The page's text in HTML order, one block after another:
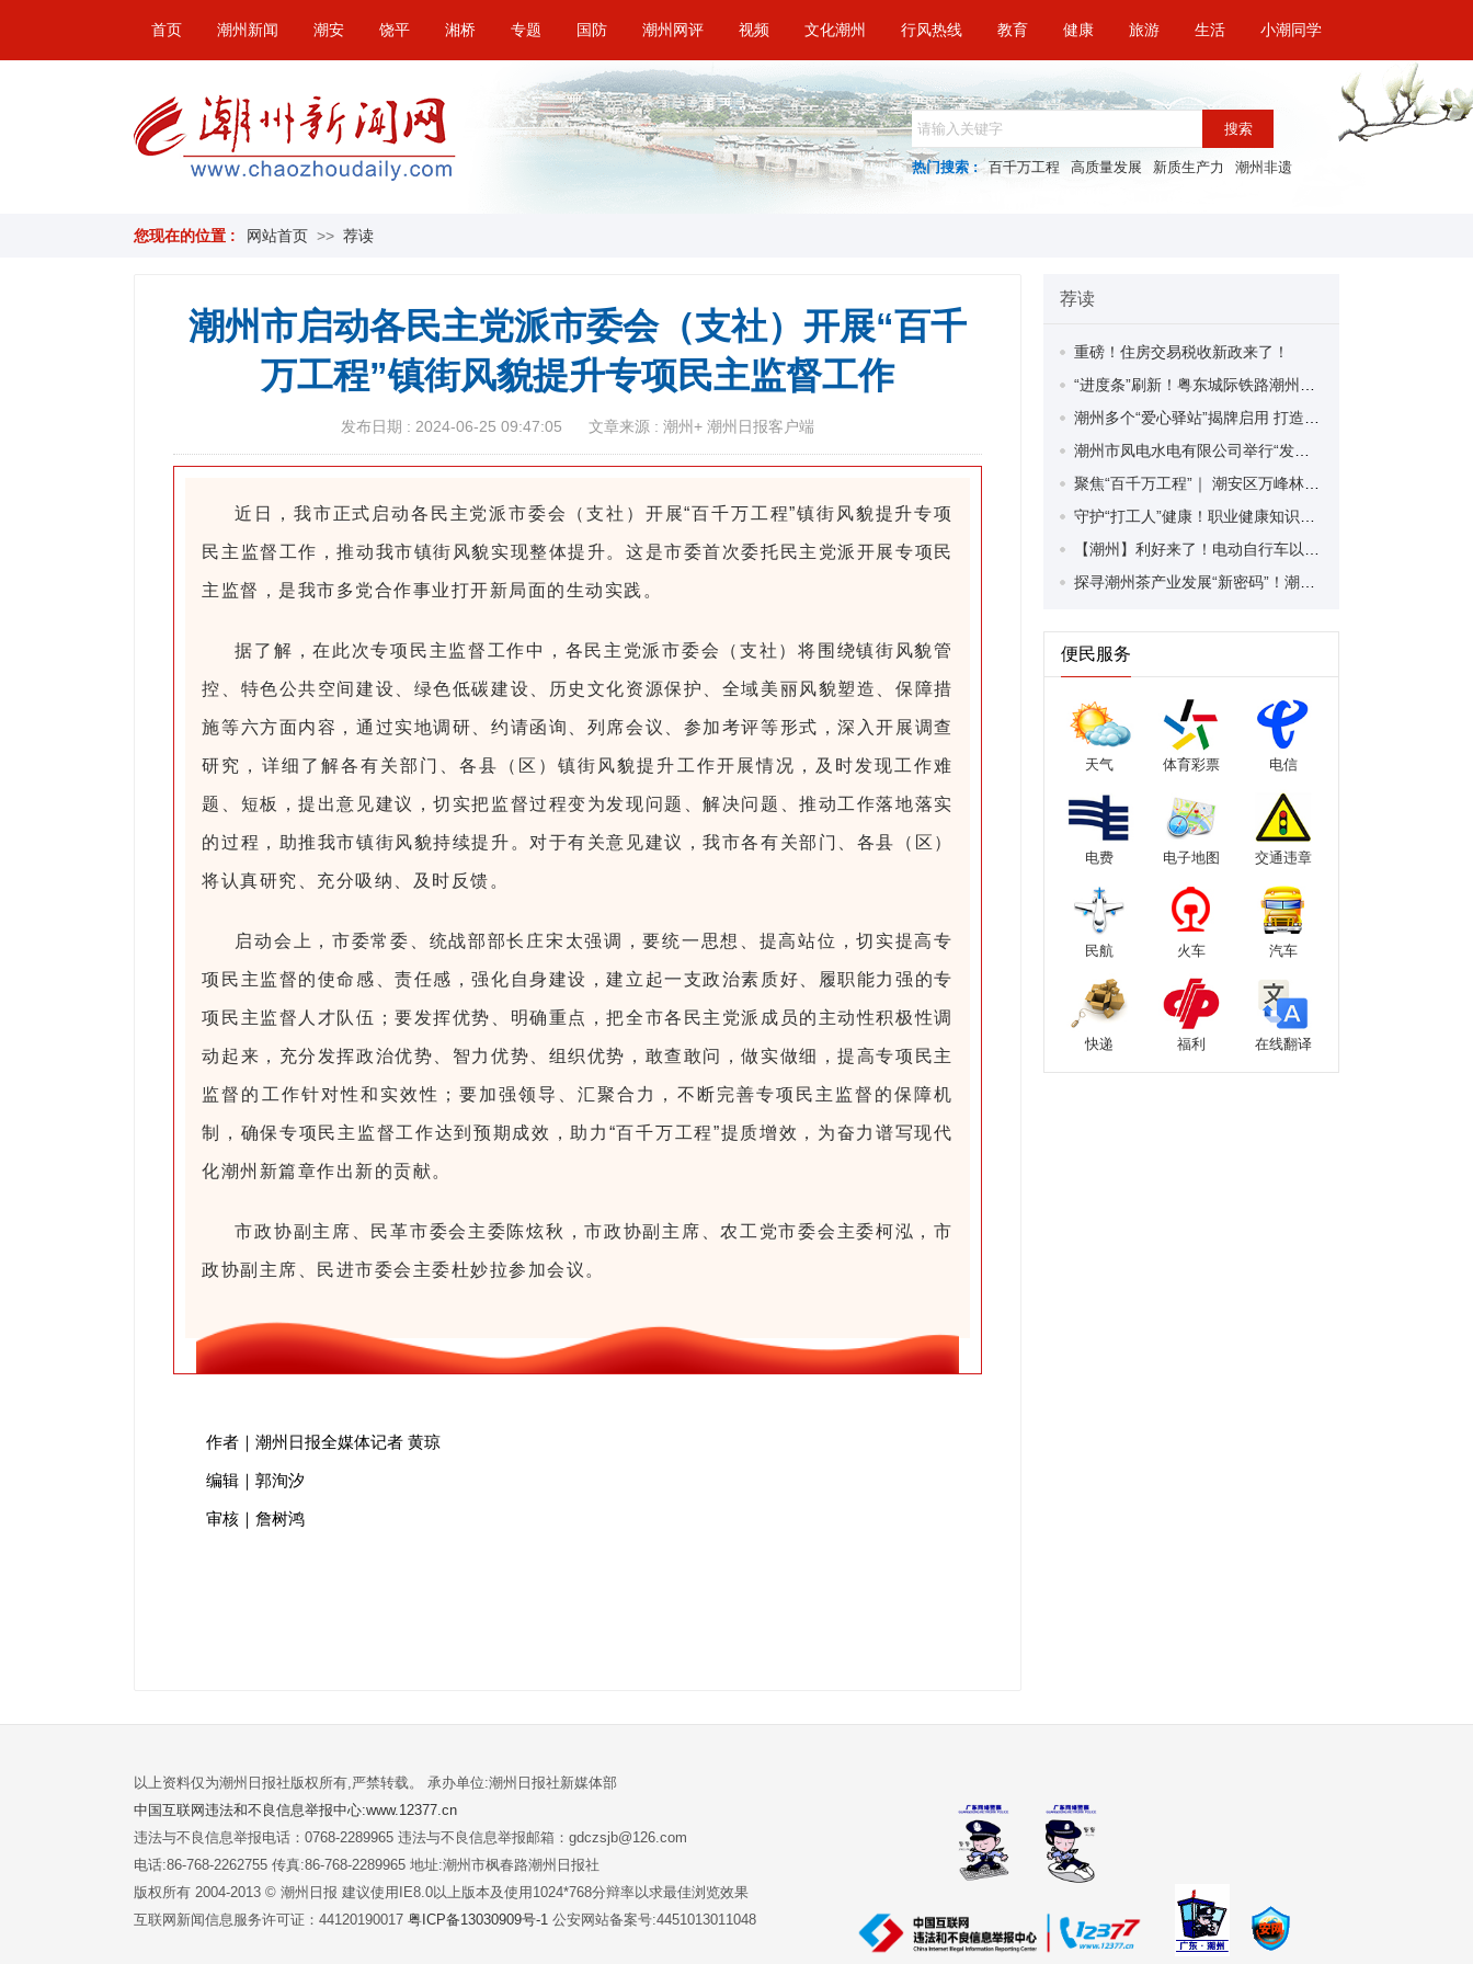
首页 潮州新闻 潮安 饶平 湘桥 专题 国防 潮州网评 视频 文化潮州 行风热线 教育 健康 旅游 生活 小潮同学
搜索
热门搜索 : 百千万工程 高质量发展 新质生产力 潮州非遗
您现在的位置 : 网站首页 >> 荐读
潮州市启动各民主党派市委会（支社）开展“百千
万工程”镇街风貌提升专项民主监督工作
发布日期 : 2024-06-25 09:47:05 文章来源 : 潮州+ 潮州日报客户端
近日，我市正式启动各民主党派市委会（支社）开展“百千万工程”镇街风貌提升专项
民主监督工作，推动我市镇街风貌实现整体提升。这是市委首次委托民主党派开展专项民
主监督，是我市多党合作事业打开新局面的生动实践。
据了解，在此次专项民主监督工作中，各民主党派市委会（支社）将围绕镇街风貌管
控、特色公共空间建设、绿色低碳建设、历史文化资源保护、全域美丽风貌塑造、保障措
施等六方面内容，通过实地调研、约请函询、列席会议、参加考评等形式，深入开展调查
研究，详细了解各有关部门、各县（区）镇街风貌提升工作开展情况，及时发现工作难
题、短板，提出意见建议，切实把监督过程变为发现问题、解决问题、推动工作落地落实
的过程，助推我市镇街风貌持续提升。对于有关意见建议，我市各有关部门、各县（区）
将认真研究、充分吸纳、及时反馈。
启动会上，市委常委、统战部部长庄宋太强调，要统一思想、提高站位，切实提高专
项民主监督的使命感、责任感，强化自身建设，建立起一支政治素质好、履职能力强的专
项民主监督人才队伍；要发挥优势、明确重点，把全市各民主党派成员的主动性积极性调
动起来，充分发挥政治优势、智力优势、组织优势，敢查敢问，做实做细，提高专项民主
监督的工作针对性和实效性；要加强领导、汇聚合力，不断完善专项民主监督的保障机
制，确保专项民主监督工作达到预期成效，助力“百千万工程”提质增效，为奋力谱写现代
化潮州新篇章作出新的贡献。
市政协副主席、民革市委会主委陈炫秋，市政协副主席、农工党市委会主委柯泓，市
政协副主席、民进市委会主委杜妙拉参加会议。
作者｜潮州日报全媒体记者 黄琼
编辑｜郭洵汐
审核｜詹树鸿
荐读
重磅！住房交易税收新政来了！
便民服务
天气 体育彩票 电信
电费 电子地图 交通违章
民航 火车 汽车
快递 福利 在线翻译
以上资料仅为潮州日报社版权所有,严禁转载。 承办单位:潮州日报社新媒体部
中国互联网违法和不良信息举报中心:www.12377.cn
违法与不良信息举报电话：0768-2289965 违法与不良信息举报邮箱：gdczsjb@126.com
电话:86-768-2262755 传真:86-768-2289965 地址:潮州市枫春路潮州日报社
版权所有 2004-2013 © 潮州日报 建议使用IE8.0以上版本及使用1024*768分辩率以求最佳浏览效果
互联网新闻信息服务许可证：44120190017 粤ICP备13030909号-1 公安网站备案号:4451013011048